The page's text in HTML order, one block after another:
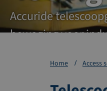
Accuride
beweging voor
de geleiders.
Home Access